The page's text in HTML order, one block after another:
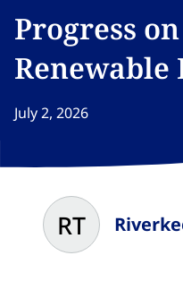
Progress
Renewable Rikers​​​​‌
July 2, 2026
RT